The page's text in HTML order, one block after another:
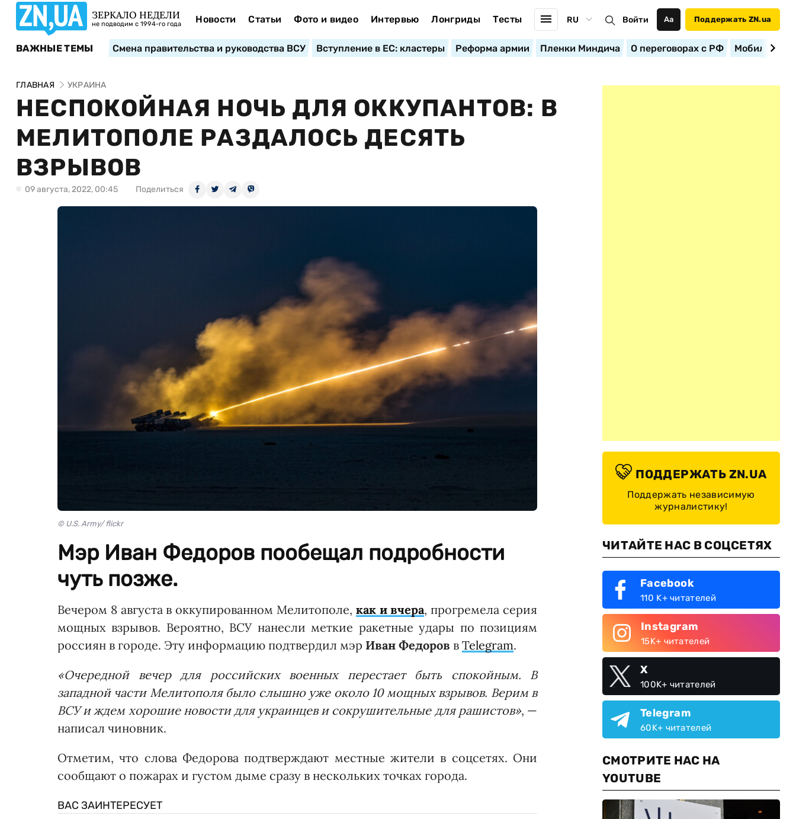
ЗЕРКАЛО НЕДЕЛИ
не подводим с 1994-го года Новости Статьи Фото и видео Интервью Лонгриды Тесты RU Войти Аа Поддержать ZN.ua
ВАЖНЫЕ ТЕМЫ Смена правительства и руководства ВСУ Вступление в ЕС: кластеры Реформа армии Пленки Миндича О переговорах с РФ
ГЛАВНАЯ УКРАИНА
НЕСПОКОЙНАЯ НОЧЬ ДЛЯ ОККУПАНТОВ: В
МЕЛИТОПОЛЕ РАЗДАЛОСЬ ДЕСЯТЬ
ВЗРЫВОВ
09 августа, 2022, 00:45 Поделиться
© U.S. Army/ flickr
Мэр Иван Федоров пообещал подробности
чуть позже.
Вечером 8 августа в оккупированном Мелитополе, как и вчера, прогремела серия
мощных взрывов. Вероятно, ВСУ нанесли меткие ракетные удары по позициям
россиян в городе. Эту информацию подтвердил мэр Иван Федоров в Telegram.
«Очередной вечер для российских военных перестает быть спокойным. В
западной части Мелитополя было слышно уже около 10 мощных взрывов. Верим в
ВСУ и ждем хорошие новости для украинцев и сокрушительные для рашистов», —
написал чиновник.
Отметим, что слова Федорова подтверждают местные жители в соцсетях. Они
сообщают о пожарах и густом дыме сразу в нескольких точках города.
ВАС ЗАИНТЕРЕСУЕТ
ПОДДЕРЖАТЬ ZN.UA
Поддержать независимую
журналистику!
ЧИТАЙТЕ НАС В СОЦСЕТЯХ
Facebook
110 K+ читателей
Instagram
15K+ читателей
X
100K+ читателей
Telegram
60K+ читателей
СМОТРИТЕ НАС НА
YOUTUBE